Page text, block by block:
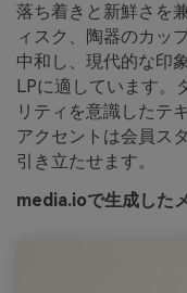
落ち着きと新鮮さを
ィスク、陶器のカッ
中和し、現代的な印
LPに適しています。
リティを意識したテ
アクセントは会員ス
引き立たせます。
media.ioで生成した